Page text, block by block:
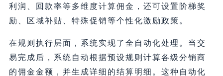
利润、回款率等多维度计算佣金，还可设置阶梯奖
励、区域补贴、特殊促销等个性化激励政策。
在规则执行层面，系统实现了全自动化处理。当交
易完成后，系统自动根据预设规则计算各级分销商
的佣金金额，并生成详细的结算明细。这种自动化